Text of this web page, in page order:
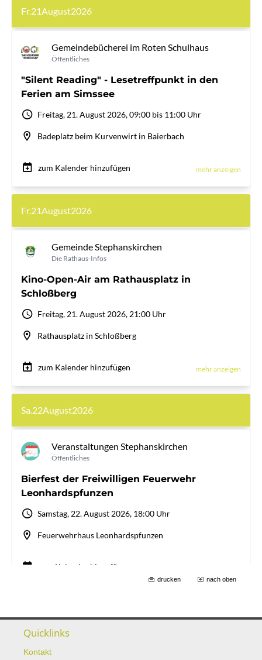
drucken nach oben
Quicklinks
Kontakt